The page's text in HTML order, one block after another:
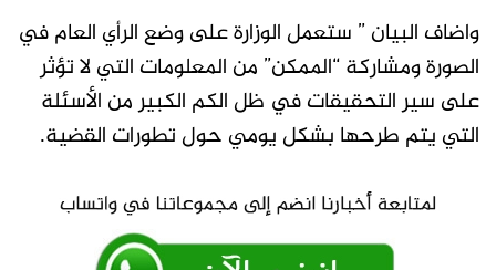
واضاف البيان ” ستعمل الوزارة على وضع الرأي العام في
الصورة ومشاركة “الممكن” من المعلومات التي لا تؤثر
على سير التحقيقات في ظل الكم الكبير من الأسئلة
التي يتم طرحها بشكل يومي حول تطورات القضية.